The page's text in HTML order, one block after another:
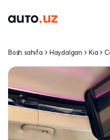
Bosh sahifa Haydalgan Kia